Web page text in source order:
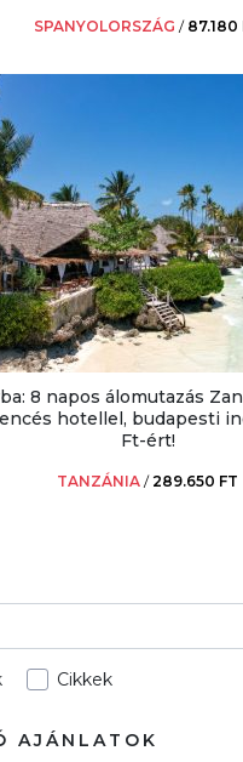
SPANYOLORSZÁG / 87.180
8 napos álomutazás
hotellel, budapesti
Ft-ért!
TANZÁNIA /289.650 FT
Cikkek
AJÁNLATOK